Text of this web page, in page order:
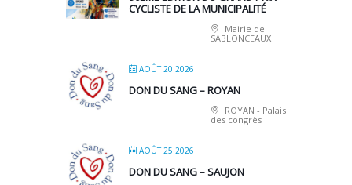
CYCLISTE DE LA MUNICIPALITÉ
Mairie de
SABLONCEAUX
AOÛT 20 2026
DON DU SANG – ROYAN
ROYAN - Palais
des congrès
AOÛT 25 2026
DON DU SANG – SAUJON